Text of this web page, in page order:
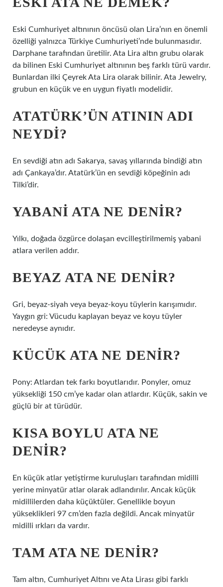
Eski Cumhuriyet altınının öncüsü olan Lira’nın en önemli
özelliği yalnızca Türkiye Cumhuriyeti’nde bulunmasıdır.
Darphane tarafından üretilir. Ata Lira altın grubu olarak
da bilinen Eski Cumhuriyet altınının beş farklı türü vardır.
Bunlardan ilki Çeyrek Ata Lira olarak bilinir. Ata Jewelry,
grubun en küçük ve en uygun fiyatlı modelidir.
ATATÜRK’ÜN ATININ ADI
NEYDI?
En sevdiği atın adı Sakarya, savaş yıllarında bindiği atın
adı Çankaya’dır. Atatürk’ün en sevdiği köpeğinin adı
Tilki’dir.
YABANI ATA NE DENIR?
Yılkı, doğada özgürce dolaşan evcilleştirilmemiş yabani
atlara verilen addır.
BEYAZ ATA NE DENIR?
Gri, beyaz-siyah veya beyaz-koyu tüylerin karışımıdır.
Yaygın gri: Vücudu kaplayan beyaz ve koyu tüyler
neredeyse aynıdır.
KÜCÜK ATA NE DENIR?
Pony: Atlardan tek farkı boyutlarıdır. Ponyler, omuz
yüksekliği 150 cm’ye kadar olan atlardır. Küçük, sakin ve
güçlü bir at türüdür.
KISA BOYLU ATA NE
DENIR?
En küçük atlar yetiştirme kuruluşları tarafından midilli
yerine minyatür atlar olarak adlandırılır. Ancak küçük
midillilerden daha küçüktüler. Genellikle boyun
yükseklikleri 97 cm’den fazla değildi. Ancak minyatür
midilli ırkları da vardır.
TAM ATA NE DENIR?
Tam altın, Cumhuriyet Altını ve Ata Lirası gibi farklı